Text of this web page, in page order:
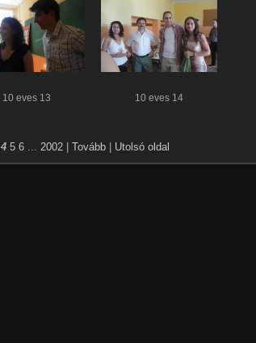
10 eves 13 10 eves 14
4 5 6 ... 2002 Tovább Utolsó oldal